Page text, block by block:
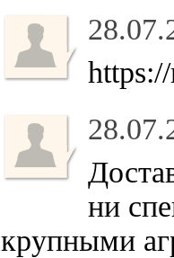
ни
крупными